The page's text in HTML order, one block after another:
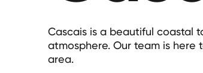
Cascais is a beautiful coastal
atmosphere. Our team is
area.